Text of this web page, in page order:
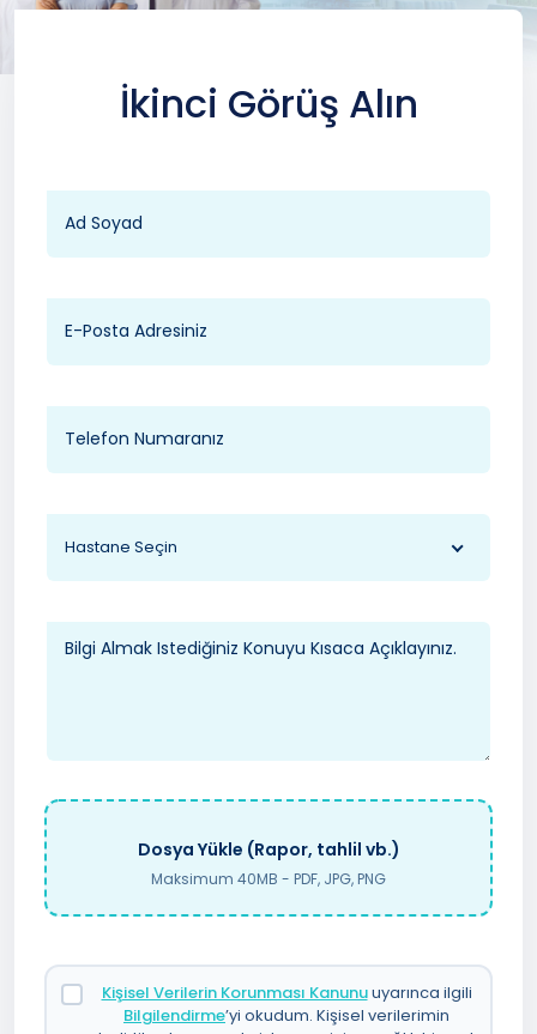
İkinci Görüş Alın
Hastane Seçin
Dosya Yükle (Rapor, tahlil vb.)
Maksimum 40MB - PDF, JPG, PNG
Kişisel Verilerin Korunması Kanunuuyarınca ilgili
Bilgilendirme’yi okudum. Kişisel verilerimin